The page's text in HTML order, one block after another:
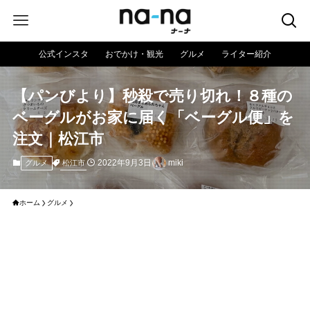
公式インスタ おでかけ・観光 グルメ ライター紹介
【パンびより】秒殺で売り切れ！８種の
ベーグルがお家に届く「ベーグル便」を
注文｜松江市
グルメ 松江市 2022年9月3日 miki
ホーム グルメ